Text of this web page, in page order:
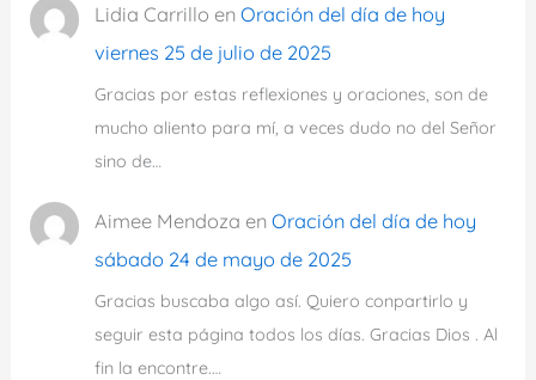
Lidia Carrillo en Oración del día de hoy
viernes 25 de julio de 2025
Gracias por estas reflexiones y oraciones, son de
mucho aliento para mí, a veces dudo no del Señor
sino de…
Aimee Mendoza en Oración del día de hoy
sábado 24 de mayo de 2025
Gracias buscaba algo así. Quiero conpartirlo y
seguir esta página todos los días. Gracias Dios . Al
fin la encontre.…